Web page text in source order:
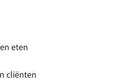
eten
cliënten